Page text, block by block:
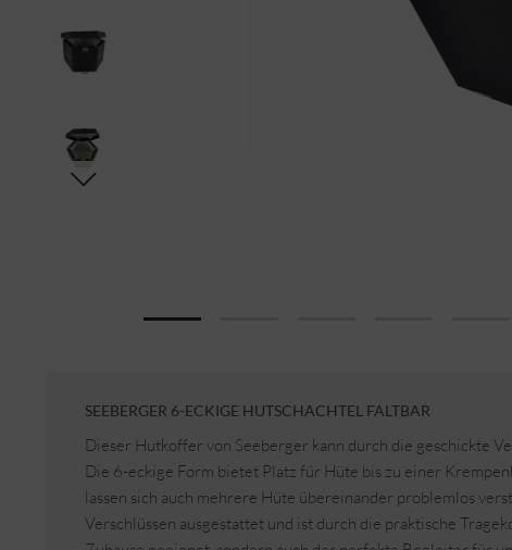
SEEBERGER 6-ECKIGE HUTSCHACHTEL FALTBAR
Dieser Hutkoffer von Seeberger kann durch die geschickte
Die 6-eckige Form bietet Platz für Hüte bis zu einer
lassen sich auch mehrere Hüte übereinander problemlos
Verschlüssen ausgestattet und ist durch die praktische